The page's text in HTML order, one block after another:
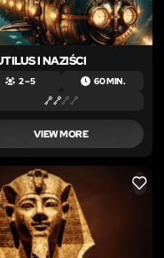
I NAZIŚCI
2 – 5 60 MIN.
VIEW MORE
LIKE